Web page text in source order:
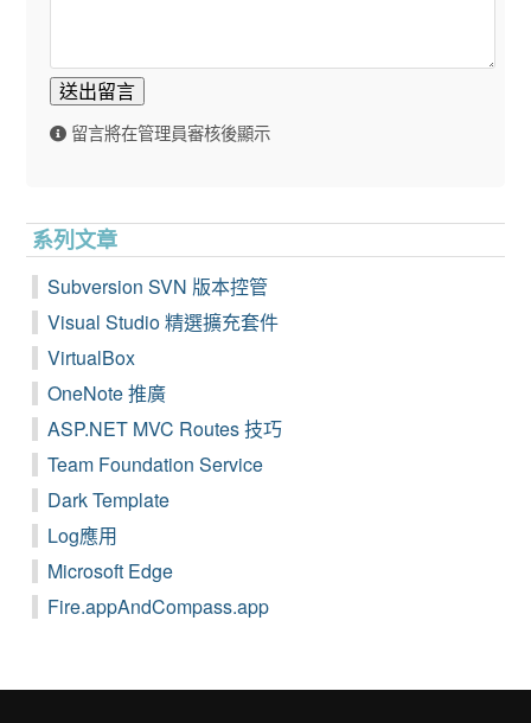
送出留言
留言將在管理員審核後顯示
系列文章
Subversion SVN 版本控管
Visual Studio 精選擴充套件
VirtualBox
OneNote 推廣
ASP.NET MVC Routes 技巧
Team Foundation Service
Dark Template
Log應用
Microsoft Edge
Fire.appAndCompass.app